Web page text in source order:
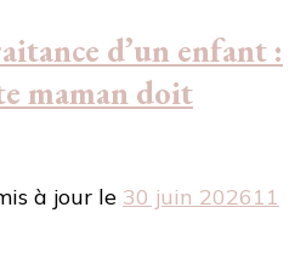
d’un enfant :
maman doit
à jour le 30 juin 202611